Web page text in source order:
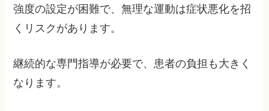
強度の設定が困難で、無理な運動は症状悪化を招
くリスクがあります。
継続的な専門指導が必要で、患者の負担も大きく
なります。